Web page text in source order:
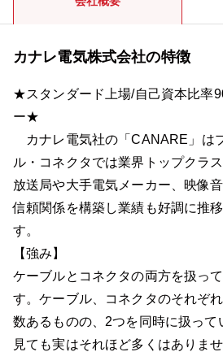
カナレ電気株式会社の特徴
★スタンダード上場/自己資本比率
ー★
カナレ電気社の「CANARE」は
ル・コネクタでは業界トップクラ
放送局や大手電気メーカー、映像
信頼関係を構築し業績も好調に推
す。
【強み】
ケーブルとコネクタの両方を扱っ
す。ケーブル、コネクタのそれぞ
数あるものの、2つを同時に扱って
見ても実はそれほど多くはありま